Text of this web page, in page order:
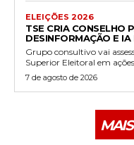
ELEIÇÕES 2026
TSE CRIA CONSELHO
DESINFORMAÇÃO E
Grupo consultivo vai
Superior Eleitoral em
7 de agosto de 2026